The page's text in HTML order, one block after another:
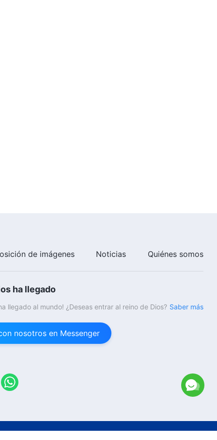
de imágenes Noticias Quiénes somos
ha llegado
llegado al mundo! ¿Deseas entrar al reino de Dios? Saber más
nosotros en Messenger